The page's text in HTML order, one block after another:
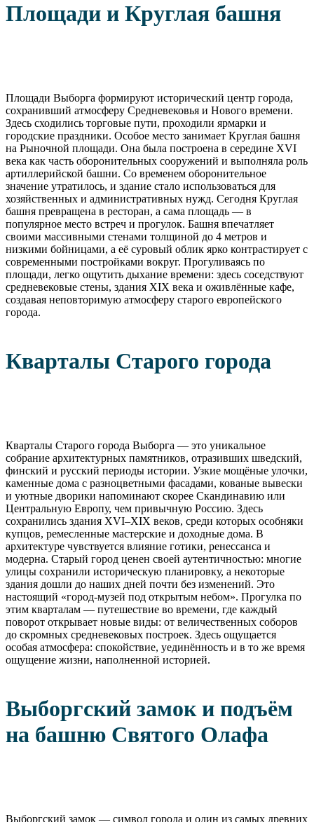
Площади и Круглая башня
Площади Выборга формируют исторический центр города,
сохранивший атмосферу Средневековья и Нового времени.
Здесь сходились торговые пути, проходили ярмарки и
городские праздники. Особое место занимает Круглая башня
на Рыночной площади. Она была построена в середине XVI
века как часть оборонительных сооружений и выполняла роль
артиллерийской башни. Со временем оборонительное
значение утратилось, и здание стало использоваться для
хозяйственных и административных нужд. Сегодня Круглая
башня превращена в ресторан, а сама площадь — в
популярное место встреч и прогулок. Башня впечатляет
своими массивными стенами толщиной до 4 метров и
низкими бойницами, а её суровый облик ярко контрастирует с
современными постройками вокруг. Прогуливаясь по
площади, легко ощутить дыхание времени: здесь соседствуют
средневековые стены, здания XIX века и оживлённые кафе,
создавая неповторимую атмосферу старого европейского
города.
Кварталы Старого города
Кварталы Старого города Выборга — это уникальное
собрание архитектурных памятников, отразивших шведский,
финский и русский периоды истории. Узкие мощёные улочки,
каменные дома с разноцветными фасадами, кованые вывески
и уютные дворики напоминают скорее Скандинавию или
Центральную Европу, чем привычную Россию. Здесь
сохранились здания XVI–XIX веков, среди которых особняки
купцов, ремесленные мастерские и доходные дома. В
архитектуре чувствуется влияние готики, ренессанса и
модерна. Старый город ценен своей аутентичностью: многие
улицы сохранили историческую планировку, а некоторые
здания дошли до наших дней почти без изменений. Это
настоящий «город-музей под открытым небом». Прогулка по
этим кварталам — путешествие во времени, где каждый
поворот открывает новые виды: от величественных соборов
до скромных средневековых построек. Здесь ощущается
особая атмосфера: спокойствие, уединённость и в то же время
ощущение жизни, наполненной историей.
Выборгский замок и подъём
на башню Святого Олафа
Выборгский замок — символ города и один из самых древних